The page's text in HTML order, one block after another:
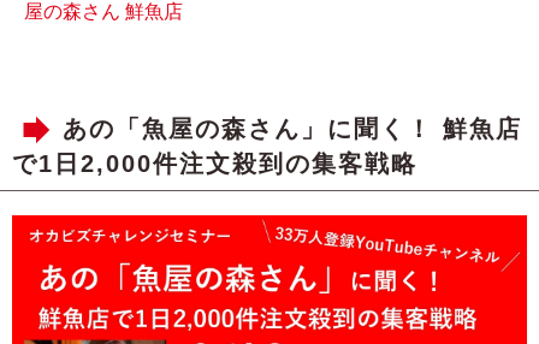
屋の森さん 鮮魚店
あの「魚屋の森さん」に聞く！ 鮮魚店
で1日2,000件注文殺到の集客戦略